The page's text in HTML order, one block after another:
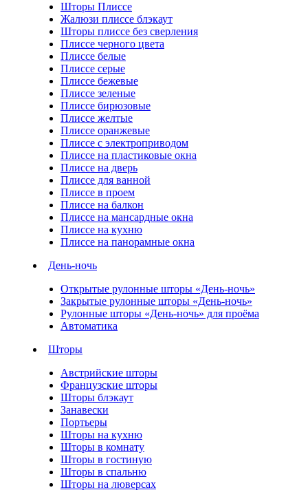
Шторы Плиссе
Жалюзи плиссе блэкаут
Шторы плиссе без сверления
Плиссе черного цвета
Плиссе белые
Плиссе серые
Плиссе бежевые
Плиссе зеленые
Плиссе бирюзовые
Плиссе желтые
Плиссе оранжевые
Плиссе с электроприводом
Плиссе на пластиковые окна
Плиссе на дверь
Плиссе для ванной
Плиссе в проем
Плиссе на балкон
Плиссе на мансардные окна
Плиссе на кухню
Плиссе на панорамные окна
День-ночь
Открытые рулонные шторы «День-ночь»
Закрытые рулонные шторы «День-ночь»
Рулонные шторы «День-ночь» для проёма
Автоматика
Шторы
Австрийские шторы
Французские шторы
Шторы блэкаут
Занавески
Портьеры
Шторы на кухню
Шторы в комнату
Шторы в гостиную
Шторы в спальню
Шторы на люверсах